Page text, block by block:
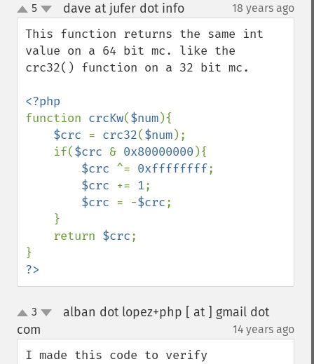
up
down
5 dave at jufer dot info¶ 18 years ago
This function returns the same int
value on a 64 bit mc. like the
crc32() function on a 32 bit mc.
function crcKw($num){
$crc = crc32($num);
    if(
$crc & 0x80000000 ){
$crc ^= 0xffffffff;
$crc += 1;
$crc = -$crc;
    return
$crc;
?>
up3
alban dot lopez+php [ at ] gmail dot
com
14 years ago
I made this code to verify